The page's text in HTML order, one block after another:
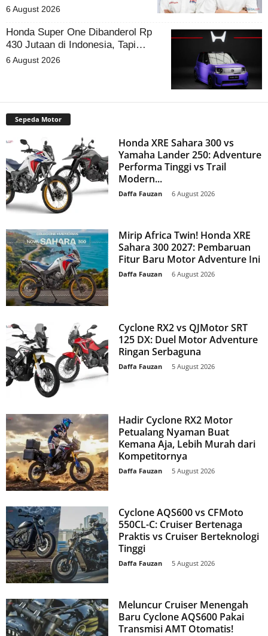
6 August 2026
Honda Super One Dibanderol Rp
430 Jutaan di Indonesia, Tapi…
6 August 2026
Sepeda Motor
Honda XRE Sahara 300 vs
Yamaha Lander 250: Adventure
Performa Tinggi vs Trail
Modern...
Daffa Fauzan 6 August 2026
Mirip Africa Twin! Honda XRE
Sahara 300 2027: Pembaruan
Fitur Baru Motor Adventure Ini
Daffa Fauzan 6 August 2026
Cyclone RX2 vs QJMotor SRT
125 DX: Duel Motor Adventure
Ringan Serbaguna
Daffa Fauzan 5 August 2026
Hadir Cyclone RX2 Motor
Petualang Nyaman Buat
Kemana Aja, Lebih Murah dari
Kompetitornya
Daffa Fauzan 5 August 2026
Cyclone AQS600 vs CFMoto
550CL-C: Cruiser Bertenaga
Praktis vs Cruiser Berteknologi
Tinggi
Daffa Fauzan 5 August 2026
Meluncur Cruiser Menengah
Baru Cyclone AQS600 Pakai
Transmisi AMT Otomatis!